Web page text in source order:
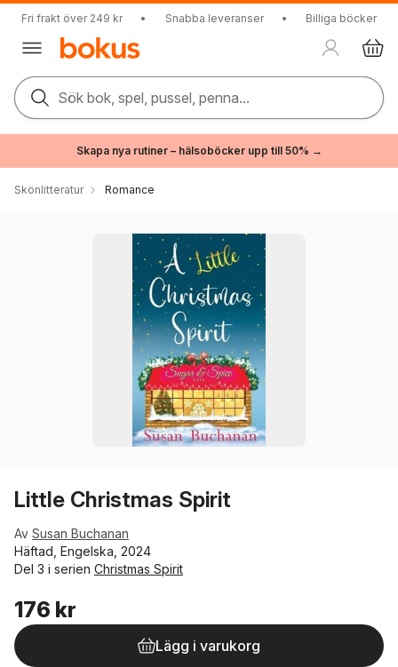
Fri frakt över 249 kr • Snabba leveranser • Billiga böcker
Sök bok, spel, pussel, penna...
Skapa nya rutiner – hälsoböcker upp till 50% →
Skönlitteratur Romance
Little Christmas Spirit
Av Susan Buchanan
Häftad, Engelska, 2024
Del 3 i serien Christmas Spirit
176 kr
Lägg i varukorg